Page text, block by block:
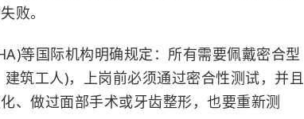
败。
等国际机构明确规定：所有需要佩戴密合型
筑工人)，上岗前必须通过密合性测试，并且
、做过面部手术或牙齿整形，也要重新测